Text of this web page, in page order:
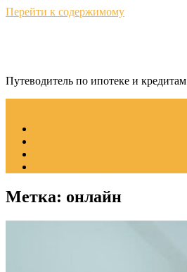
Перейти к содержимому
Путеводитель по ипотеке и кредитам
Метка: онлайн